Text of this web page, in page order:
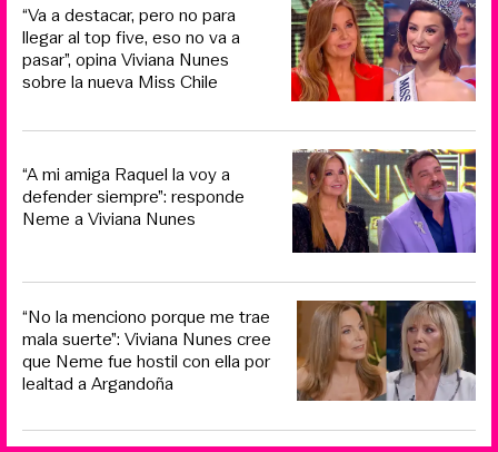
“Va a destacar, pero no para
llegar al top five, eso no va a
pasar”, opina Viviana Nunes
sobre la nueva Miss Chile
“A mi amiga Raquel la voy a
defender siempre”: responde
Neme a Viviana Nunes
“No la menciono porque me trae
mala suerte”: Viviana Nunes cree
que Neme fue hostil con ella por
lealtad a Argandoña